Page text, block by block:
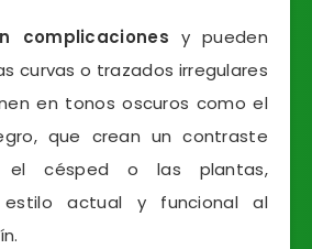
complicaciones y pueden
curvas o trazados irregulares
en tonos oscuros como el
que crean un contraste
el césped o las plantas,
actual y funcional al